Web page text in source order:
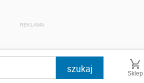
REKLAMA
Sklep